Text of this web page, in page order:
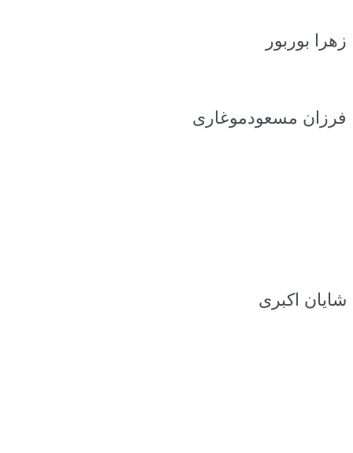
زهرا بوربور
فرزان مسعودموغاری
شایان اکبری